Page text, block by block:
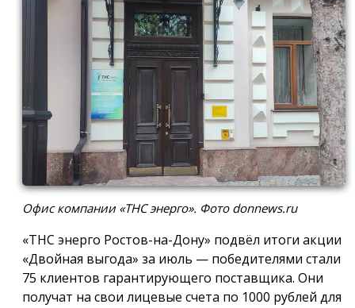
Офис компании «ТНС энерго». Фото donnews.ru
«ТНС энерго Ростов-на-Дону» подвёл итоги акции
«Двойная выгода» за июль — победителями стали
75 клиентов гарантирующего поставщика. Они
получат на свои лицевые счета по 1000 рублей для